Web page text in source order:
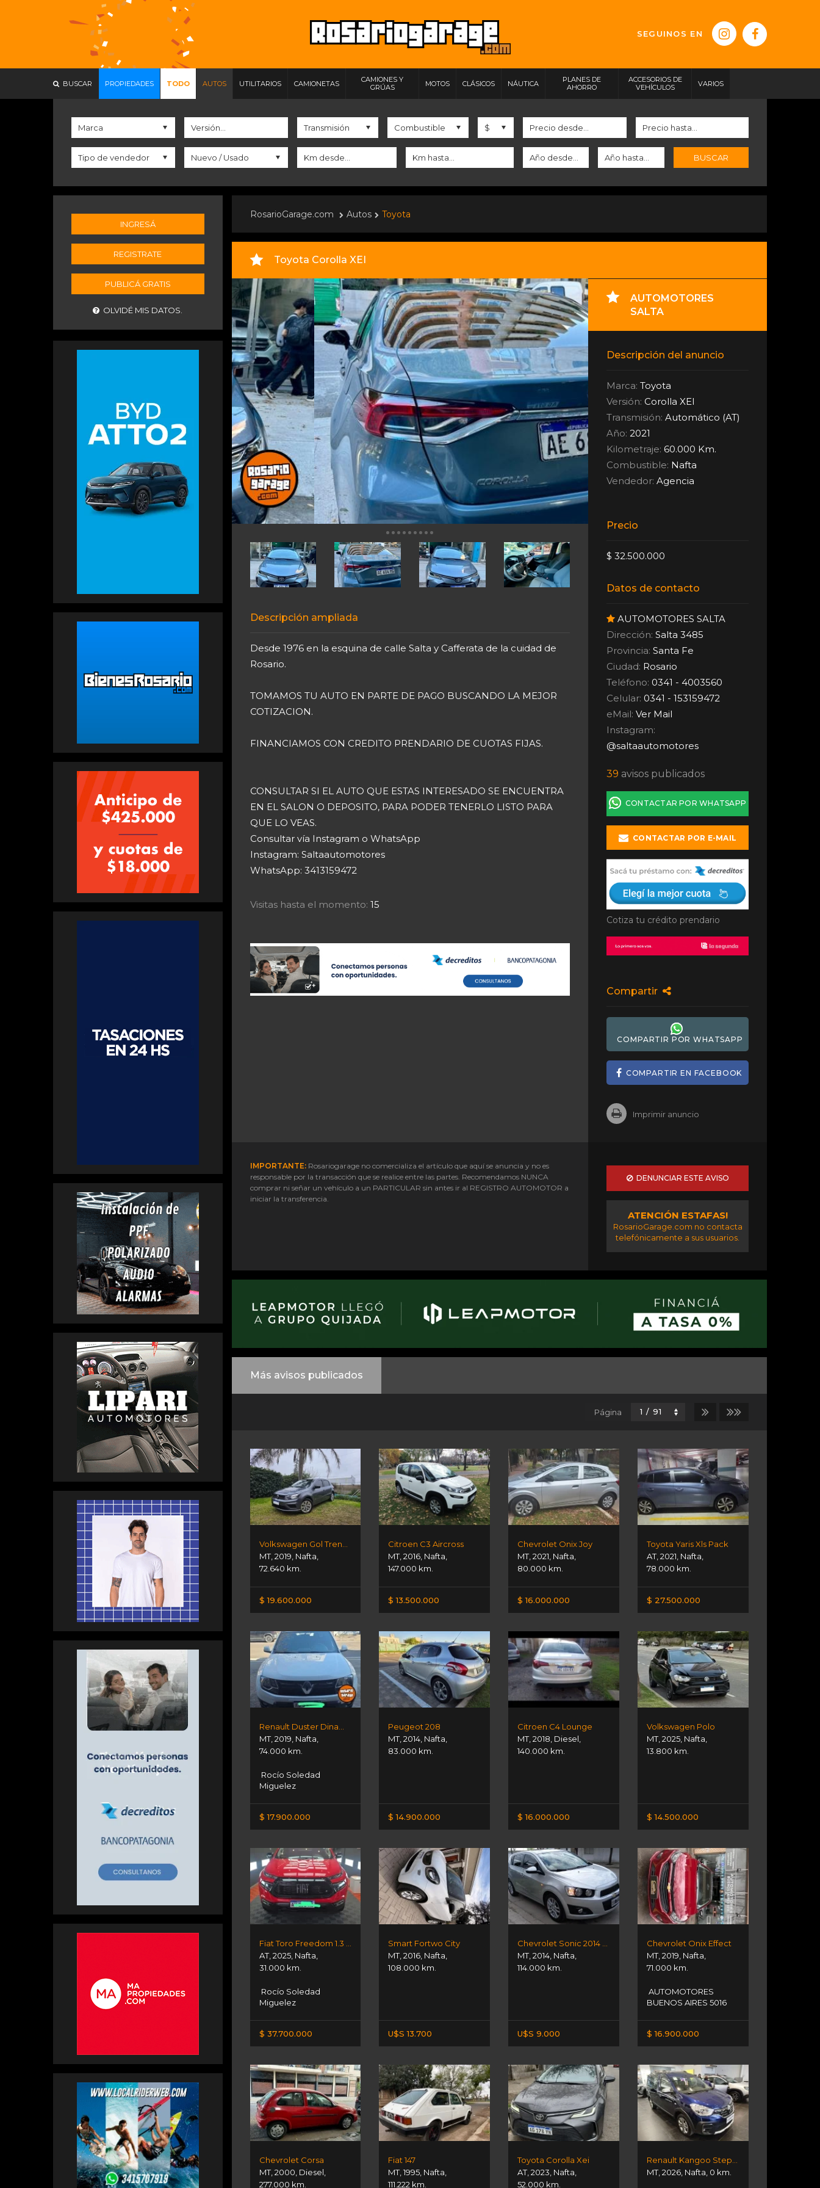
SEGUINOS EN
BUSCAR PROPIEDADES TODO AUTOS UTILITARIOS CAMIONETAS
CAMIONES Y
GRÚAS
MOTOS CLÁSICOS NÁUTICA
PLANES DE
AHORRO
ACCESORIOS DE
VEHÍCULOS
VARIOS
BUSCAR
INGRESÁ
REGISTRATE
PUBLICÁ GRATIS
OLVIDÉ MIS DATOS.
RosarioGarage.com Autos Toyota
Toyota Corolla XEI
Descripción ampliada
Desde 1976 en la esquina de calle Salta y Cafferata de la cuidad de
Rosario.
TOMAMOS TU AUTO EN PARTE DE PAGO BUSCANDO LA MEJOR
COTIZACION.
FINANCIAMOS CON CREDITO PRENDARIO DE CUOTAS FIJAS.
CONSULTAR SI EL AUTO QUE ESTAS INTERESADO SE ENCUENTRA
EN EL SALON O DEPOSITO, PARA PODER TENERLO LISTO PARA
QUE LO VEAS.
Consultar vía Instagram o WhatsApp
Instagram: Saltaautomotores
WhatsApp: 3413159472
Visitas hasta el momento: 15
AUTOMOTORES
SALTA
Descripción del anuncio
Marca: Toyota
Versión: Corolla XEI
Transmisión: Automático (AT)
Año: 2021
Kilometraje: 60.000 Km.
Combustible: Nafta
Vendedor: Agencia
Precio
$ 32.500.000
Datos de contacto
AUTOMOTORES SALTA
Dirección: Salta 3485
Provincia:Santa Fe
Ciudad: Rosario
Teléfono: 0341 - 4003560
Celular: 0341 - 153159472
eMail:Ver Mail
Instagram:
@saltaautomotores
39 avisos publicados
CONTACTAR POR WHATSAPP
CONTACTAR POR E-MAIL
Cotiza tu crédito prendario
Compartir
COMPARTIR POR WHATSAPP
COMPARTIR EN FACEBOOK
Imprimir anuncio
IMPORTANTE:Rosariogarage no comercializa el artículo que aquí se anuncia y no es
responsable por la transacción que se realice entre las partes. Recomendamos NUNCA
comprar ni señar un vehículo a un PARTICULAR sin antes ir al REGISTRO AUTOMOTOR a
iniciar la transferencia.
DENUNCIAR ESTE AVISO
ATENCIÓN ESTAFAS!
RosarioGarage.com no contacta
telefónicamente a sus usuarios.
Más avisos publicados
Página
MT, 2019 Nafta
72.640 km.
$ 19.600.000
Citroen C3 Aircross
MT,2016 Nafta
147.000 km.
$ 13.500.000
Chevrolet Onix Joy
MT,2021 Nafta
80.000 km.
$ 16.000.000
Toyota Yaris Xls Pack
AT,2021 Nafta
78.000 km.
$ 27.500.000
MT, 2019 Nafta
74.000 km.
Rocío Soledad
Miguelez
$ 17.900.000
Peugeot 208
MT,2014 Nafta
83.000 km.
$ 14.900.000
Citroen C4 Lounge
MT,2018 Diesel
140.000 km.
$ 16.000.000
Volkswagen Polo
MT,2025 Nafta
13.800 km.
$ 14.500.000
AT, 2025, Nafta
31.000 km.
Rocío Soledad
Miguelez
$ 37.700.000
Smart Fortwo City
MT,2016 Nafta
108.000 km.
U$S 13.700
MT,2014 Nafta
114.000 km.
U$S 9.000
Chevrolet Onix Effect
MT,2019 Nafta
71.000 km.
AUTOMOTORES
BUENOS AIRES 5016
$ 16.900.000
Chevrolet Corsa
MT, 2000 Diesel
277.000 km.
Fiat 147
MT,1995 Nafta
111.222 km.
Toyota Corolla Xei
AT,2023 Nafta
52.000 km.
MT,2026 Nafta 0 km.